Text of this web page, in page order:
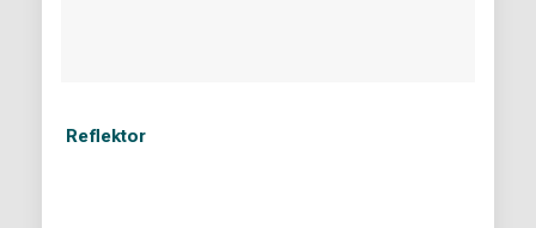
Reflektor